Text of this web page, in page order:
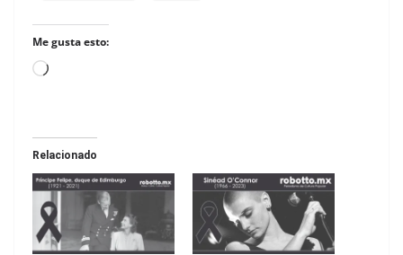
Me gusta esto:
Loading…
Relacionado